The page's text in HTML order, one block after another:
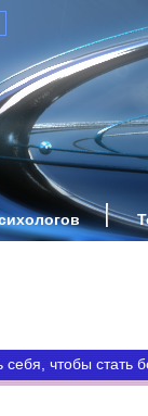
себя, чтобы стать